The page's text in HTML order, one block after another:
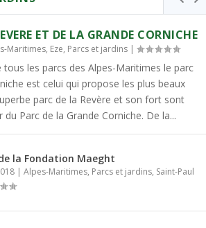
ET DE LA GRANDE CORNICHE
Maritimes, Eze, Parcs et jardins |
tous les parcs des Alpes-Maritimes le parc
est celui qui propose les plus beaux
parc de la Revère et son fort sont
Parc de la Grande Corniche. De la...
la Fondation Maeght
|Alpes-Maritimes, Parcs et jardins, Saint-Paul